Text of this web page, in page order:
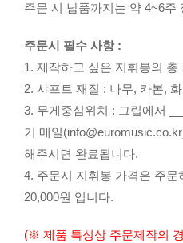
주문 시 납품까지는 약 4~6주
주문시 필수 사항 :
1. 제작하고 싶은 지휘봉의 총
2. 샤프트 재질 : 나무, 카본,
3. 무게중심위치 : 그립에서
기 메일(info@euromusic.co.kr
해주시면 완료됩니다.
4. 주문시 지휘봉 가격은 주
20,000원 입니다.
(※ 제품 특성상 주문제작의